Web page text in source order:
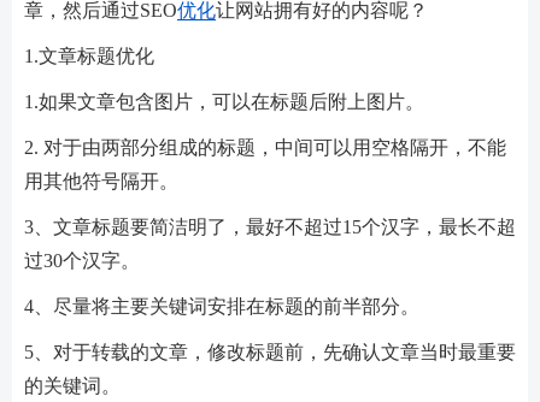
章，然后通过SEO优化让网站拥有好的内容呢？
1.文章标题优化
1.如果文章包含图片，可以在标题后附上图片。
2. 对于由两部分组成的标题，中间可以用空格隔开，不能
用其他符号隔开。
3、文章标题要简洁明了，最好不超过15个汉字，最长不超
过30个汉字。
4、尽量将主要关键词安排在标题的前半部分。
5、对于转载的文章，修改标题前，先确认文章当时最重要
的关键词。